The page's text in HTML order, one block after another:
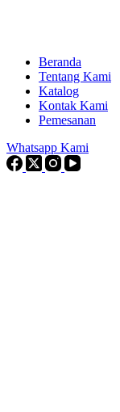
Beranda
Tentang Kami
Katalog
Kontak Kami
Pemesanan
Whatsapp Kami